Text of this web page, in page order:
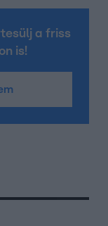
a friss
is!